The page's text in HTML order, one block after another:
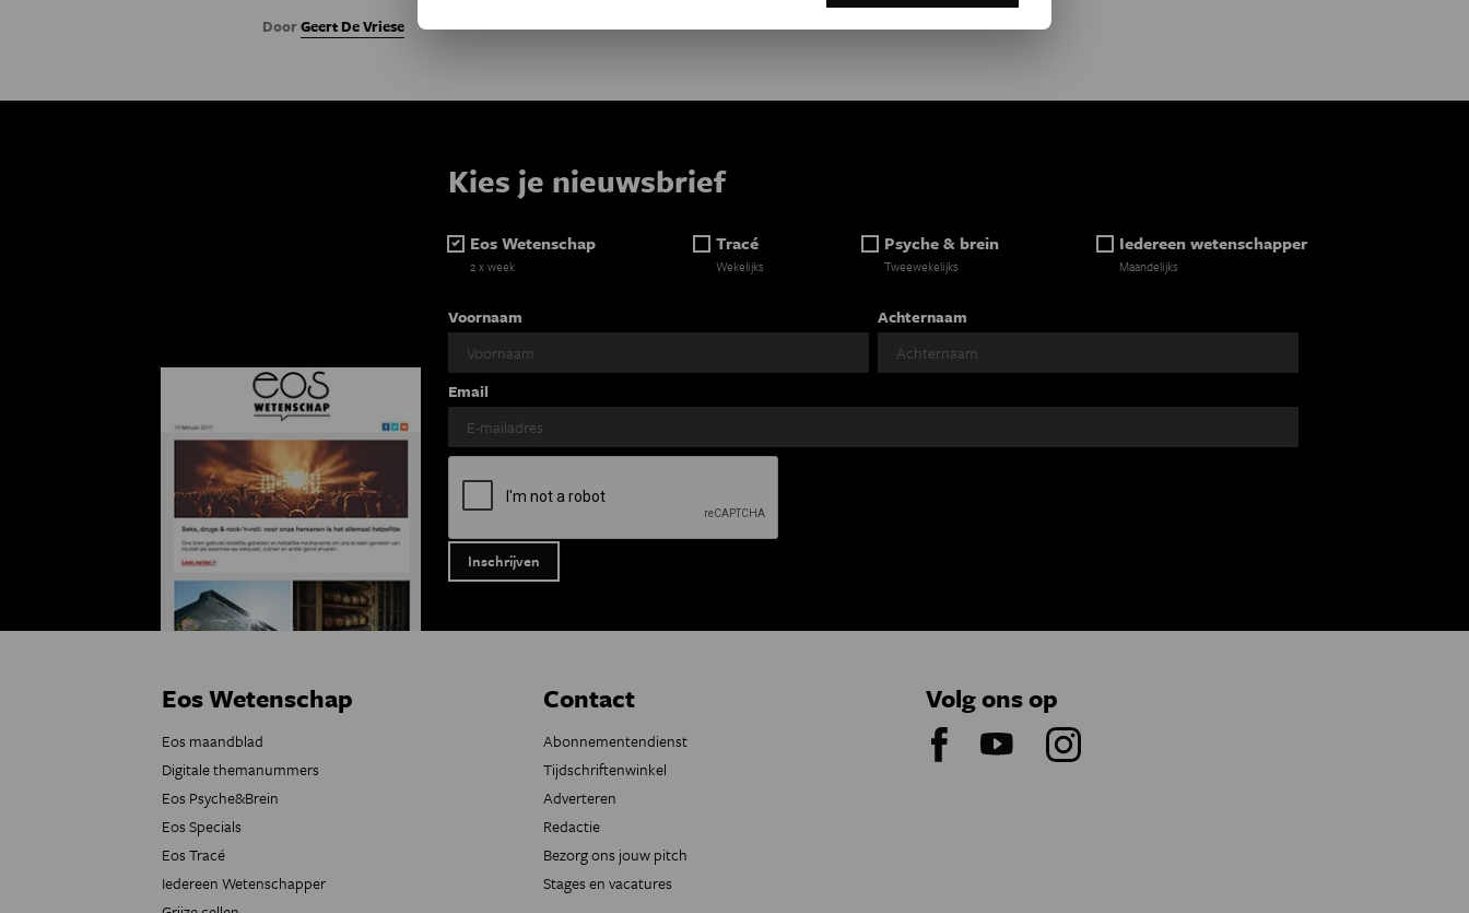
DoorGeert De Vriese
Kies je nieuwsbrief
Eos Wetenschap
2 x week
Tracé
Wekelijks
Psyche & brein
Tweewekelijks
Iedereen wetenschapper
Maandelijks
Voornaam Achternaam
Email
Eos Wetenschap
Eos maandblad
Digitale themanummers
Eos Psyche&Brein
Eos Specials
Eos Tracé
Iedereen Wetenschapper
Contact
Abonnementendienst
Tijdschriftenwinkel
Adverteren
Redactie
Bezorg ons jouw pitch
Stages en vacatures
Volg ons op